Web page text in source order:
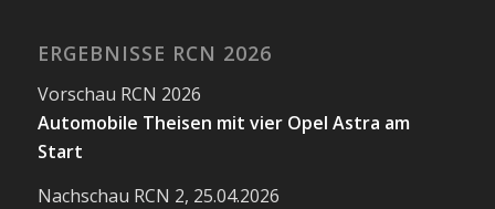
ERGEBNISSE RCN 2026
Vorschau RCN 2026
Automobile Theisen mit vier Opel Astra am
Start
Nachschau RCN 2, 25.04.2026